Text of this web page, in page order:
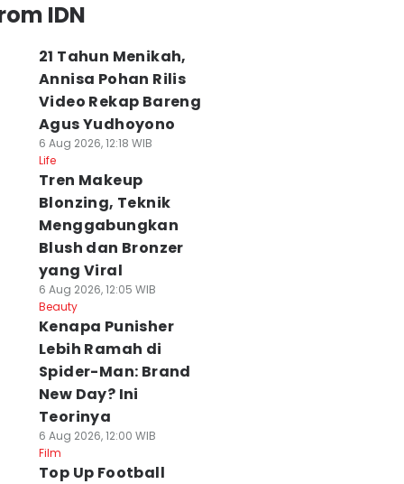
IDN
21 Tahun Menikah,
Annisa Pohan Rilis
Video Rekap Bareng
Agus Yudhoyono
6 Aug 2026, 12:18 WIB
Life
Tren Makeup
Blonzing, Teknik
Menggabungkan
Blush dan Bronzer
yang Viral
6 Aug 2026, 12:05 WIB
Beauty
Kenapa Punisher
Lebih Ramah di
Spider-Man: Brand
New Day? Ini
Teorinya
6 Aug 2026, 12:00 WIB
Film
Top Up Football